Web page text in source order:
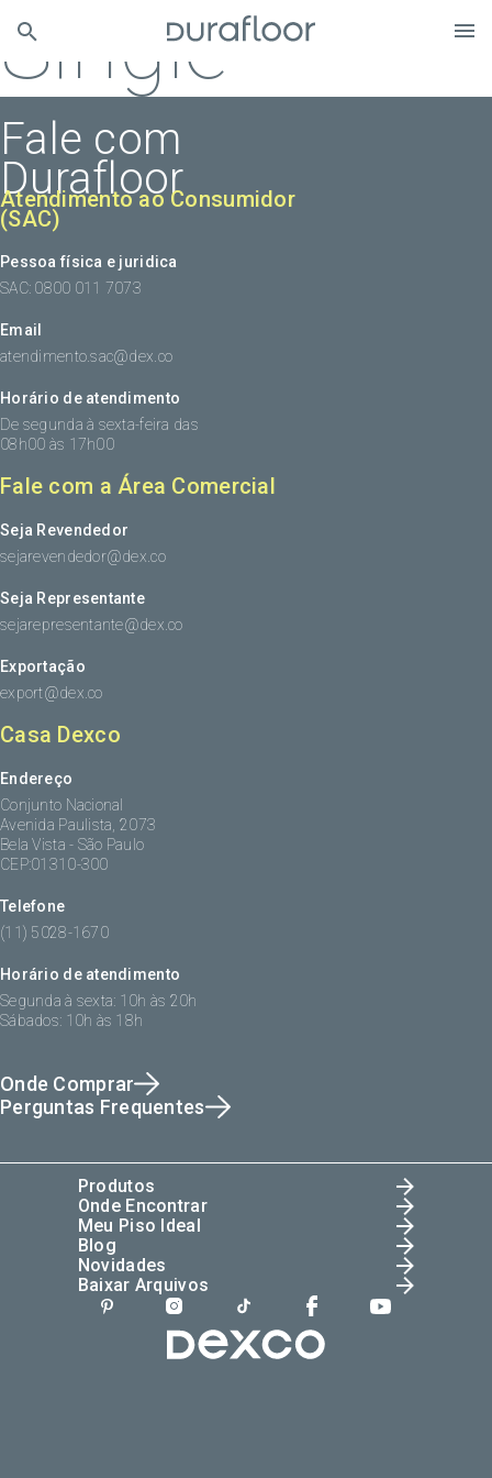
Single
Fale com
Durafloor
Atendimento ao Consumidor
(SAC)
Pessoa física e juridica
SAC: 0800 011 7073
Email
atendimento.sac@dex.co
Horário de atendimento
De segunda à sexta-feira das
08h00 às 17h00
Fale com a Área Comercial
Seja Revendedor
sejarevendedor@dex.co
Seja Representante
sejarepresentante@dex.co
Exportação
export@dex.co
Casa Dexco
Endereço
Conjunto Nacional
Avenida Paulista, 2073
Bela Vista - São Paulo
CEP:01310-300
Telefone
(11) 5028-1670
Horário de atendimento
Segunda à sexta: 10h às 20h
Sábados: 10h às 18h
Onde Comprar
Perguntas Frequentes
Produtos
Onde Encontrar
Meu Piso Ideal
Blog
Novidades
Baixar Arquivos